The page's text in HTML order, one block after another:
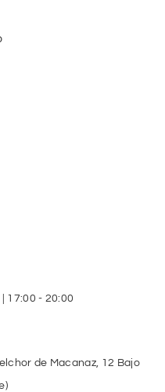
17:00 - 20:00
de Macanaz, 12 Bajo